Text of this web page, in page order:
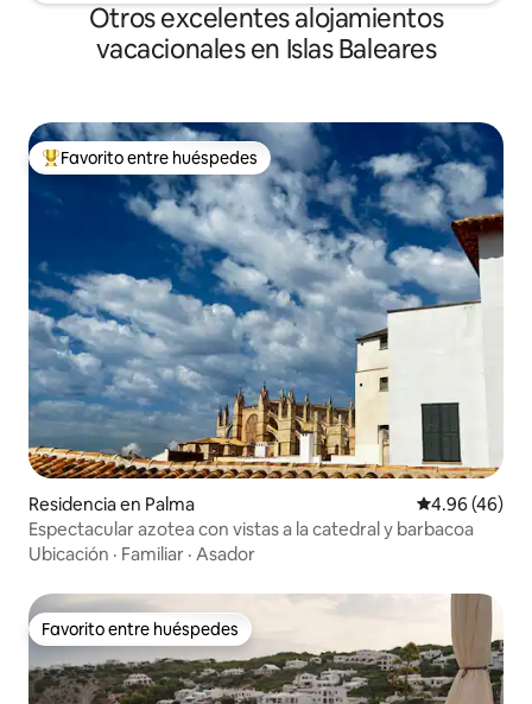
Otros excelentes alojamientos
vacacionales en Islas Baleares
De los mejores en Favorito entre huéspedes
Favorito entre huéspedes
Residencia en Palma Calificación
4.96 (46)
Espectacular azotea con vistas a la catedral y barbacoa
Ubicación · Familiar · Asador
Favorito entre huéspedes
Favorito entre huéspedes